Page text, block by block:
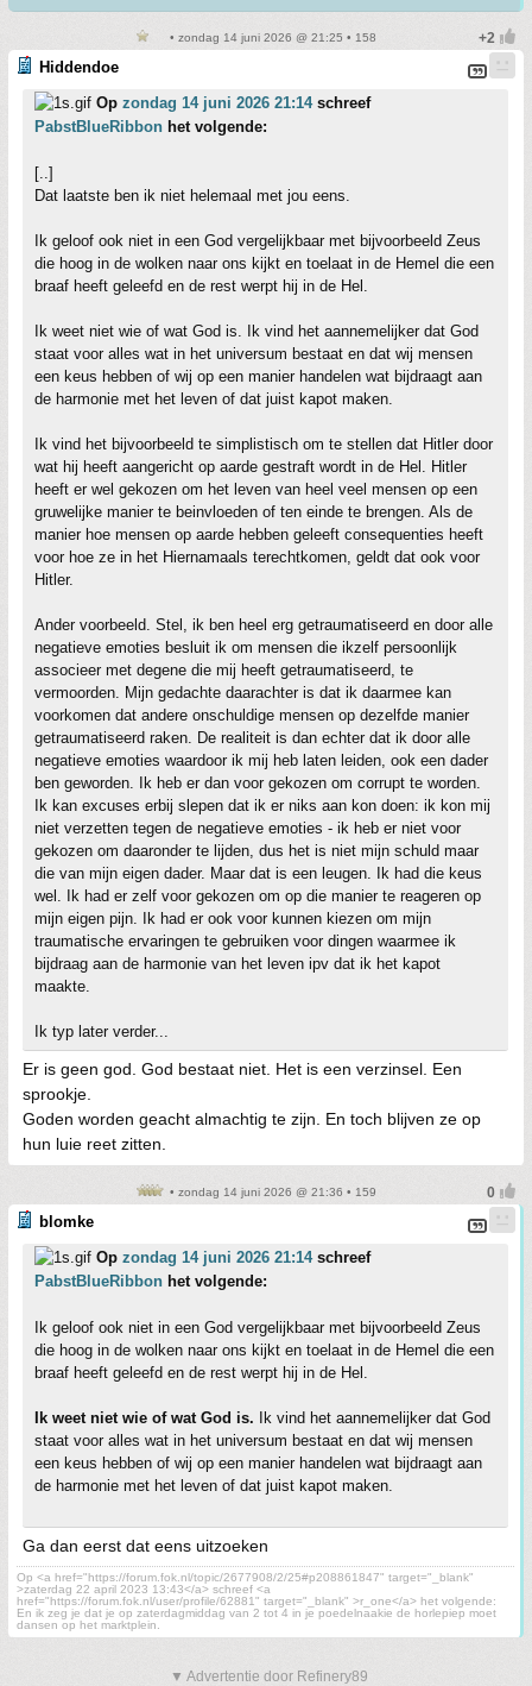
• zondag 14 juni 2026 @ 21:25 • 158
Hiddendoe
Op zondag 14 juni 2026 21:14schreef
PabstBlueRibbon het volgende:
[..]
Dat laatste ben ik niet helemaal met jou eens.
Ik geloof ook niet in een God vergelijkbaar met bijvoorbeeld Zeus
die hoog in de wolken naar ons kijkt en toelaat in de Hemel die een
braaf heeft geleefd en de rest werpt hij in de Hel.
Ik weet niet wie of wat God is. Ik vind het aannemelijker dat God
staat voor alles wat in het universum bestaat en dat wij mensen
een keus hebben of wij op een manier handelen wat bijdraagt aan
de harmonie met het leven of dat juist kapot maken.
Ik vind het bijvoorbeeld te simplistisch om te stellen dat Hitler door
wat hij heeft aangericht op aarde gestraft wordt in de Hel. Hitler
heeft er wel gekozen om het leven van heel veel mensen op een
gruwelijke manier te beinvloeden of ten einde te brengen. Als de
manier hoe mensen op aarde hebben geleeft consequenties heeft
voor hoe ze in het Hiernamaals terechtkomen, geldt dat ook voor
Hitler.
Ander voorbeeld. Stel, ik ben heel erg getraumatiseerd en door alle
negatieve emoties besluit ik om mensen die ikzelf persoonlijk
associeer met degene die mij heeft getraumatiseerd, te
vermoorden. Mijn gedachte daarachter is dat ik daarmee kan
voorkomen dat andere onschuldige mensen op dezelfde manier
getraumatiseerd raken. De realiteit is dan echter dat ik door alle
negatieve emoties waardoor ik mij heb laten leiden, ook een dader
ben geworden. Ik heb er dan voor gekozen om corrupt te worden.
Ik kan excuses erbij slepen dat ik er niks aan kon doen: ik kon mij
niet verzetten tegen de negatieve emoties - ik heb er niet voor
gekozen om daaronder te lijden, dus het is niet mijn schuld maar
die van mijn eigen dader. Maar dat is een leugen. Ik had die keus
wel. Ik had er zelf voor gekozen om op die manier te reageren op
mijn eigen pijn. Ik had er ook voor kunnen kiezen om mijn
traumatische ervaringen te gebruiken voor dingen waarmee ik
bijdraag aan de harmonie van het leven ipv dat ik het kapot
maakte.
Ik typ later verder...
Er is geen god. God bestaat niet. Het is een verzinsel. Een
sprookje.
Goden worden geacht almachtig te zijn. En toch blijven ze op
hun luie reet zitten.
• zondag 14 juni 2026 @ 21:36 • 159
blomke
Op zondag 14 juni 2026 21:14schreef
PabstBlueRibbon het volgende:
Ik geloof ook niet in een God vergelijkbaar met bijvoorbeeld Zeus
die hoog in de wolken naar ons kijkt en toelaat in de Hemel die een
braaf heeft geleefd en de rest werpt hij in de Hel.
Ik weet niet wie of wat God is. Ik vind het aannemelijker dat God
staat voor alles wat in het universum bestaat en dat wij mensen
een keus hebben of wij op een manier handelen wat bijdraagt aan
de harmonie met het leven of dat juist kapot maken.
Ga dan eerst dat eens uitzoeken
Op <a href="https://forum.fok.nl/topic/2677908/2/25#p208861847" target="_blank"
>zaterdag 22 april 2023 13:43</a> schreef <a
href="https://forum.fok.nl/user/profile/62881" target="_blank" >r_one</a> het volgende:
En ik zeg je dat je op zaterdagmiddag van 2 tot 4 in je poedelnaakie de horlepiep moet
dansen op het marktplein.
▼ Advertentie door Refinery89